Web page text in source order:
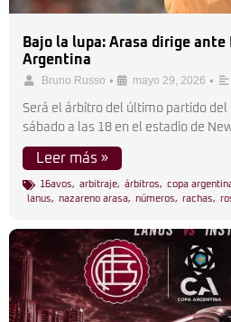
Bajo la lupa: Arasa dirige
Argentina
Bruno Russo • mayo 29, 2026 •
Será el árbitro del último partido
sábado a las 18 en el estadio de
Leer más »
16avos, arbitraje, árbitros, copa
lanus, nazareno arasa, números, rachas,